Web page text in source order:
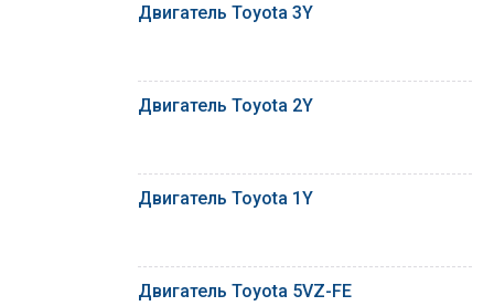
Двигатель Toyota 3Y
Двигатель Toyota 2Y
Двигатель Toyota 1Y
Двигатель Toyota 5VZ-FE